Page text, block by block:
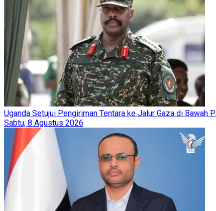
Uganda Setujui Pengiriman Tentara ke Jalur Gaza di Bawah
Sabtu, 8 Agustus 2026